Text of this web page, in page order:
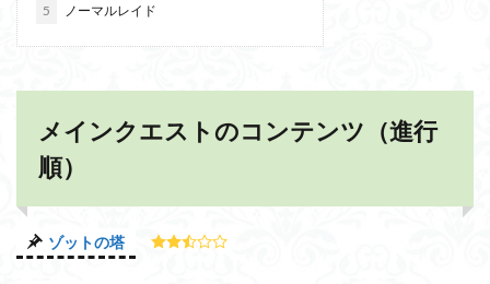
5 ノーマルレイド
メインクエストのコンテンツ（進行
順）
ゾットの塔